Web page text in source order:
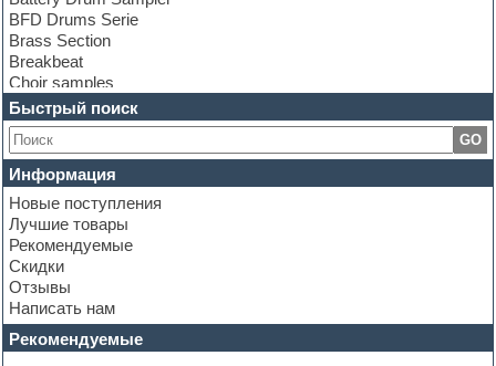
BFD Drums Serie
Brass Section
Breakbeat
Choir samples
Chris Hein Samples
Cinematic samples
Club bass
Club leads
Club sounds
Construction kits
Convolution
Cubase
Dance drums
Dance music production tutorials
DAW
Disco samples
DJ Software
Быстрый поиск
GO
Информация
Новые поступления
Лучшие товары
Рекомендуемые
Скидки
Отзывы
Написать нам
Рекомендуемые